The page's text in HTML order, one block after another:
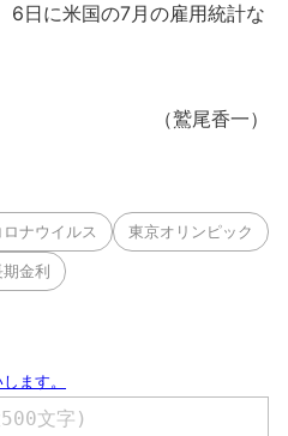
6日に米国の7月の雇用統計な
（鷲尾香一）
ナウイルス 東京オリンピック
期金利